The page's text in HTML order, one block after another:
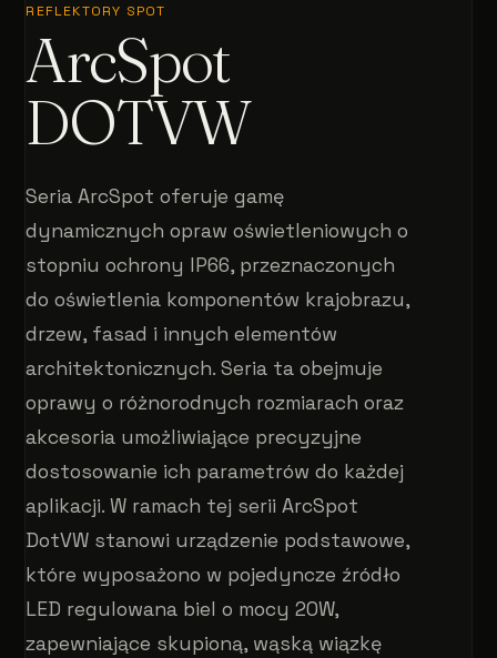
REFLEKTORY SPOT
ArcSpot
DOTVW
Seria ArcSpot oferuje gamę
dynamicznych opraw oświetleniowych o
stopniu ochrony IP66, przeznaczonych
do oświetlenia komponentów krajobrazu,
drzew, fasad i innych elementów
architektonicznych. Seria ta obejmuje
oprawy o różnorodnych rozmiarach oraz
akcesoria umożliwiające precyzyjne
dostosowanie ich parametrów do każdej
aplikacji. W ramach tej serii ArcSpot
DotVW stanowi urządzenie podstawowe,
które wyposażono w pojedyncze źródło
LED regulowana biel o mocy 20W,
zapewniające skupioną, wąską wiązkę